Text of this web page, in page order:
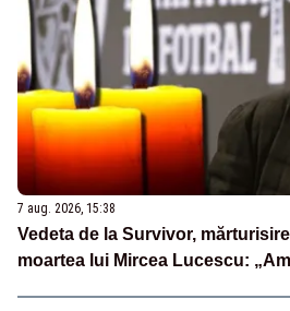
7 aug. 2026, 15:38
Vedeta de la Survivor,
moartea lui Mircea Lucescu: